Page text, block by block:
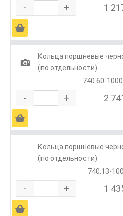
- + 1
Ä
1
Кольца поршневые
(по отдельности)
740.60-
- + 2
Ä
Кольца поршневые
(по отдельности)
740.13-
- + 1
Ä